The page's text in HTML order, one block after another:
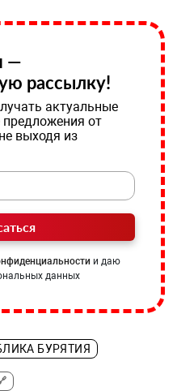
—
рассылку!
актуальные
предложения от
выходя из
и даю
данных
БУРЯТИЯ